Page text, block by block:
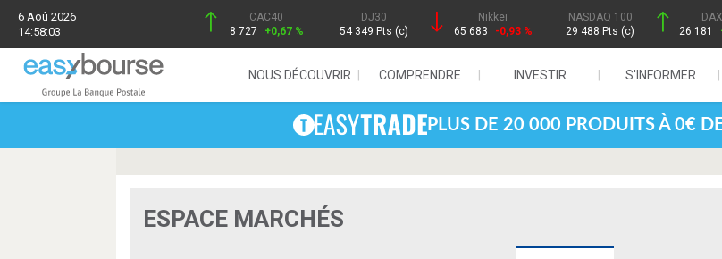
6 Aoû 2026
14:58:03
CAC40
8 727
+0,67 %
DJ30
54 349 Pts (c)
Nikkei
65 683
-0,93 %
NASDAQ 100
29 488 Pts (c)
26 181
NOUS DÉCOUVRIR COMPRENDRE INVESTIR S'INFORMER
PLUS DE 20 000 PRODUITS À 0€
ESPACE MARCHÉS